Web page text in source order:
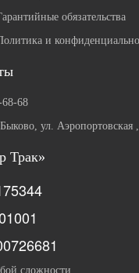
обязательства
и
68
ул. Аэропортовская
Трак»
сложности